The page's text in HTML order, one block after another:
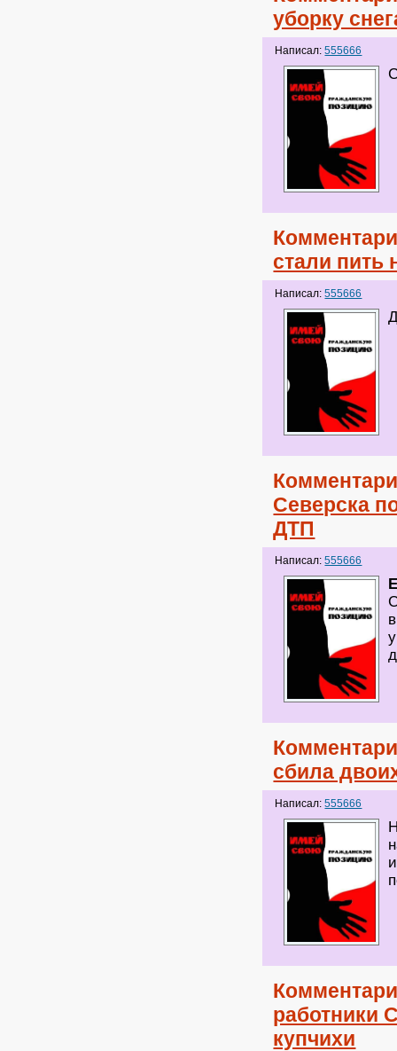
уборку
Написал:555666
стали пить
Написал:555666
Северска
ДТП
Написал:555666
сбила
Написал:555666
работники
купчихи